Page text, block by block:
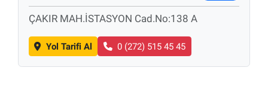
ÇAKIR MAH.İSTASYON Cad.No:138 A
Yol Tarifi Al 0 (272) 515 45 45